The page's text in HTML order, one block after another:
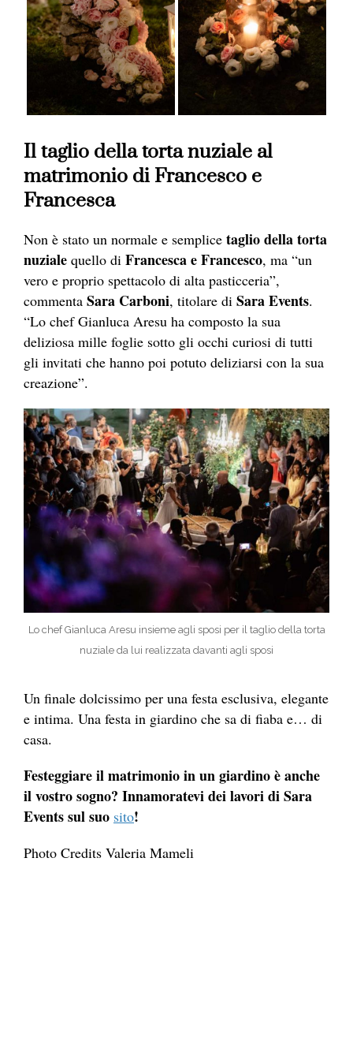
Il taglio della torta nuziale al
matrimonio di Francesco e
Francesca
Non è stato un normale e semplice taglio della torta
nuziale quello di Francesca e Francesco, ma “un
vero e proprio spettacolo di alta pasticceria”,
commenta Sara Carboni, titolare di Sara Events.
“Lo chef Gianluca Aresu ha composto la sua
deliziosa mille foglie sotto gli occhi curiosi di tutti
gli invitati che hanno poi potuto deliziarsi con la sua
creazione”.
Lo chef Gianluca Aresu insieme agli sposi per il taglio della torta
nuziale da lui realizzata davanti agli sposi
Un finale dolcissimo per una festa esclusiva, elegante
e intima. Una festa in giardino che sa di fiaba e… di
casa.
Festeggiare il matrimonio in un giardino è anche
il vostro sogno? Innamoratevi dei lavori di Sara
Events sul suo sito!
Photo Credits Valeria Mameli